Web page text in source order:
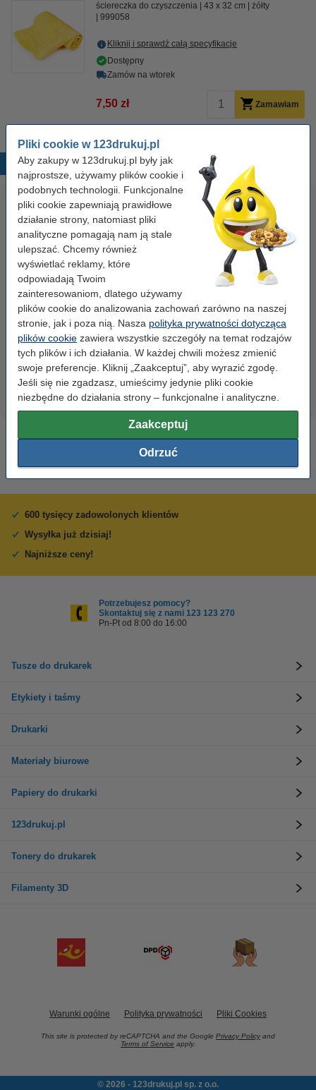
Pliki cookie w 123drukuj.pl
Aby zakupy w 123drukuj.pl były jak
najprostsze, używamy plików cookie i
podobnych technologii. Funkcjonalne
pliki cookie zapewniają prawidłowe
działanie strony, natomiast pliki
analityczne pomagają nam ją stale
ulepszać. Chcemy również
wyświetlać reklamy, które
odpowiadają Twoim
zainteresowaniom, dlatego używamy
plików cookie do analizowania zachowań zarówno na naszej
stronie, jak i poza nią. Nasza polityka prywatności dotycząca
plików cookie zawiera wszystkie szczegóły na temat rodzajów
tych plików i ich działania. W każdej chwili możesz zmienić
swoje preferencje. Kliknij „Zaakceptuj”, aby wyrazić zgodę.
Jeśli się nie zgadzasz, umieścimy jedynie pliki cookie
niezbędne do działania strony – funkcjonalne i analityczne.
Zaakceptuj
Odrzuć
ściereczka do czyszczenia 43 x 32 cm
żółty
999058
Kliknij i sprawdź całą specyfikacje
Dostępny
Zamów na wtorek
7,50 zł Zamawiam
Popularne produkty
Papier ksero A4 80 g/m2 (500
szt.), 123drukuj
23,00 zł
Papier ksero A4 80 g/m2 (2500
szt.), 123drukuj (5 ryz)
110,00 zł
600 tysięcy zadowolonych klientów
Wysyłka już dzisiaj!
Najniższe ceny!
Potrzebujesz pomocy?
Skontaktuj się z nami 123 123 270
Pn-Pt od 8:00 do 16:00
Tusze do drukarek
Etykiety i taśmy
Drukarki
Materiały biurowe
Papiery do drukarki
123drukuj.pl
Tonery do drukarek
Filamenty 3D
Warunki ogólne Polityka prywatności Pliki Cookies
This site is protected by reCAPTCHA and the Google Privacy Policy and
Terms of Service apply.
© 2026 - 123drukuj.pl sp. z o.o.